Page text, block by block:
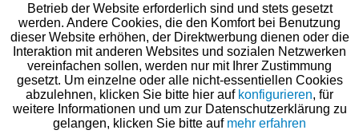
Betrieb der Website erforderlich sind und stets gesetzt
werden. Andere Cookies, die den Komfort bei Benutzung
dieser Website erhöhen, der Direktwerbung dienen oder die
Interaktion mit anderen Websites und sozialen Netzwerken
vereinfachen sollen, werden nur mit Ihrer Zustimmung
gesetzt. Um einzelne oder alle nicht-essentiellen Cookies
abzulehnen, klicken Sie bitte hier auf konfigurieren, für
weitere Informationen und um zur Datenschutzerklärung zu
gelangen, klicken Sie bitte auf mehr erfahren